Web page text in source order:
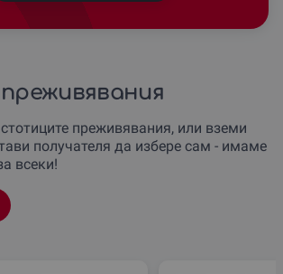
преживявания, или вземи
получателя да избере сам - имаме
всеки!